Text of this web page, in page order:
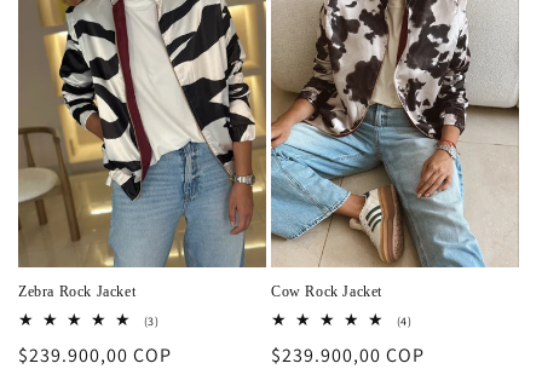
Zebra Rock Jacket
(3)3
totales
Precio
$239.900,00 COP
Cow Rock Jacket
(4)4
totales
Precio
$239.900,00 COP